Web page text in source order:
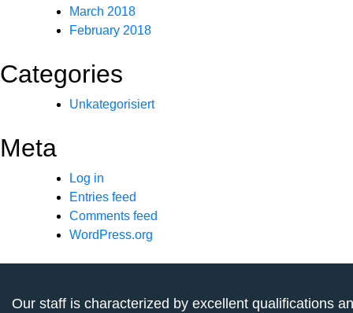
March 2018
February 2018
Categories
Unkategorisiert
Meta
Log in
Entries feed
Comments feed
WordPress.org
Our staff is characterized by excellent qualifications